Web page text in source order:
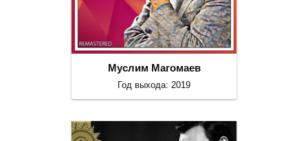
Муслим Магомаев
Год выхода: 2019